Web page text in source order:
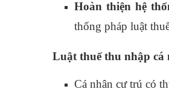
Hoàn thiện hệ
thống pháp luật
Luật thuế thu nhập cá
Cá nhân cư trú có